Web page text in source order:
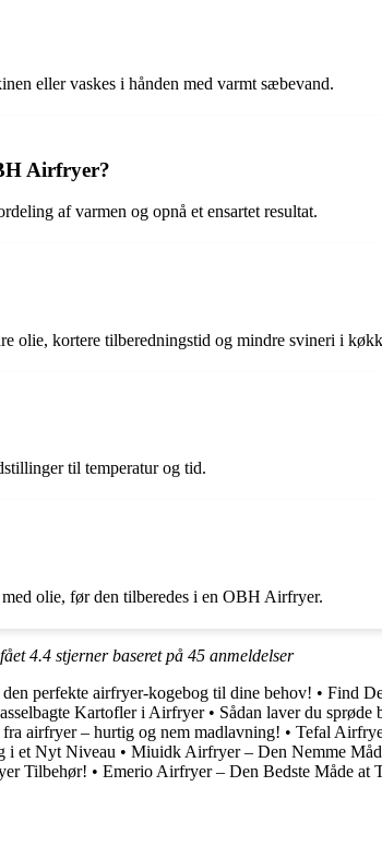
eller vaskes i hånden med varmt sæbevand.
Airfryer?
af varmen og opnå et ensartet resultat.
olie, kortere tilberedningstid og mindre svineri i
til temperatur og tid.
olie, før den tilberedes i en OBH Airfryer.
4.4 stjerner baseret på 45 anmeldelser
perfekte airfryer-kogebog til dine behov! • Find
Kartofler i Airfryer• Sådan laver du
airfryer – hurtig og nem madlavning! • Tefal
i et Nyt Niveau • Miuidk Airfryer – Den Nemme
Tilbehør! • Emerio Airfryer – Den Bedste Måde at